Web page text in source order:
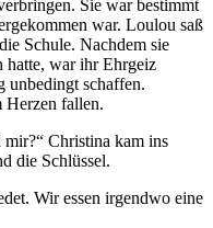
Sie war bestimmt
war. Loulou saß
Schule. Nachdem sie
hatte, war ihr Ehrgeiz
unbedingt schaffen.
Herzen fallen.
Christina kam ins
die Schlüssel.
Wir essen irgendwo eine